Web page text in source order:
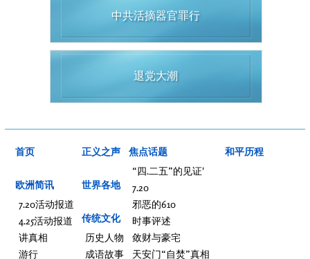
中共活摘器官罪行
退党大潮
首页
欧洲简讯
7.20活动报道
4.25活动报道
讲真相
游行
正义之声
世界各地
传统文化
历史人物
成语故事
焦点话题
“四.二五”的见证'
7.20
邪恶的610
时事评述
敛财与豪宅
天安门“自焚”真相
和平历程